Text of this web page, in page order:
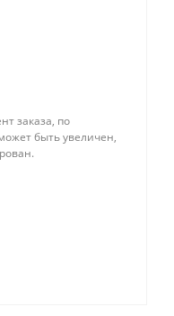
заказа, по
быть увеличен,